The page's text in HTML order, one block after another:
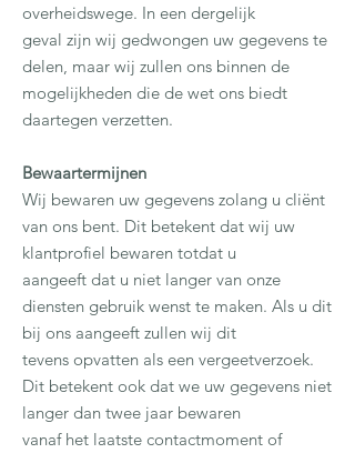
overheidswege. In een dergelijk
geval zijn wij gedwongen uw gegevens te
delen, maar wij zullen ons binnen de
mogelijkheden die de wet ons biedt
daartegen verzetten.
Bewaartermijnen
Wij bewaren uw gegevens zolang u cliënt
van ons bent. Dit betekent dat wij uw
klantprofiel bewaren totdat u
aangeeft dat u niet langer van onze
diensten gebruik wenst te maken. Als u dit
bij ons aangeeft zullen wij dit
tevens opvatten als een vergeetverzoek.
Dit betekent ook dat we uw gegevens niet
langer dan twee jaar bewaren
vanaf het laatste contactmoment of